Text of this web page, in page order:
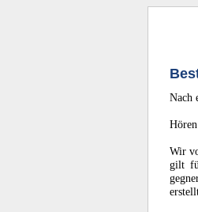
Nach
Wir
gilt